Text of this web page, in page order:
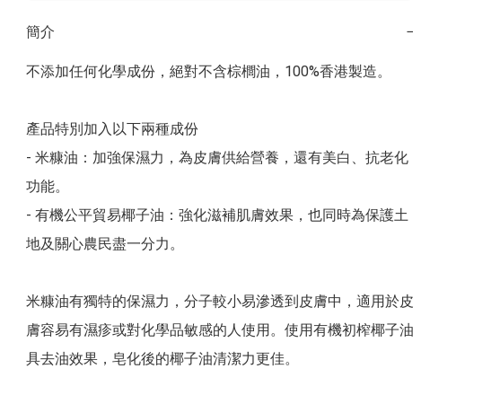
簡介 −
不添加任何化學成份，絕對不含棕櫚油，100%香港製造。
產品特別加入以下兩種成份
- 米糠油：加強保濕力，為皮膚供給營養，還有美白、抗老化
功能。
- 有機公平貿易椰子油：強化滋補肌膚效果，也同時為保護土
地及關心農民盡一分力。
米糠油有獨特的保濕力，分子較小易滲透到皮膚中，適用於皮
膚容易有濕疹或對化學品敏感的人使用。使用有機初榨椰子油
具去油效果，皂化後的椰子油清潔力更佳。